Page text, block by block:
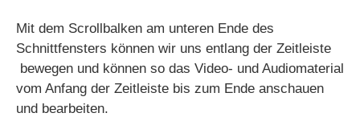
Mit dem Scrollbalken am unteren Ende des
Schnittfensters können wir uns entlang der Zeitleiste
bewegen und können so das Video- und Audiomaterial
vom Anfang der Zeitleiste bis zum Ende anschauen
und bearbeiten.